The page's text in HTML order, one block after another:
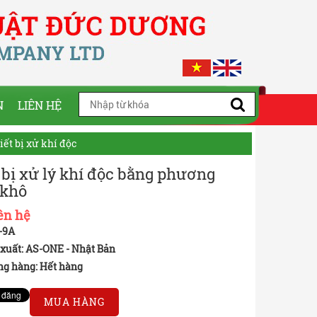
LIÊN HỆ
bị xử khí độc
xử lý khí độc bằng phương
hệ
9A
AS-ONE - Nhật Bản
hàng:Hết hàng
MUA HÀNG